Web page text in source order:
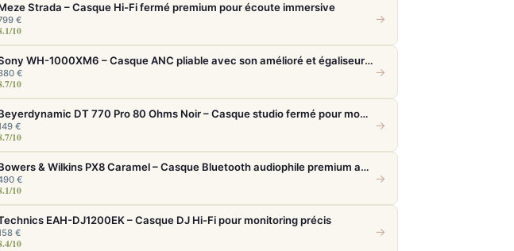
Strada – Casque Hi-Fi fermé premium pour écoute immersive
€
10
→
Sony WH-1000XM6 – Casque ANC pliable avec son amélioré et égaliseur réglable
€
10
→
Beyerdynamic DT 770 Pro 80 Ohms Noir – Casque studio fermé pour monitoring précis
€
10
→
Bowers & Wilkins PX8 Caramel – Casque Bluetooth audiophile premium avec ANC
€
10
→
EAH-DJ1200EK – Casque DJ Hi-Fi pour monitoring précis
€
10
→